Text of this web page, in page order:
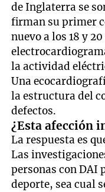
de Inglaterra se
firman su primer
nuevo a los 18 y
la actividad
Una
la estructura del
defectos.
¿Esta afección
La respuesta es
Las
personas con DAI
deporte, sea cual